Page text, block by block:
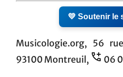
💛 Soutenir le
Musicologie.org, 56
93100 Montreuil,
06